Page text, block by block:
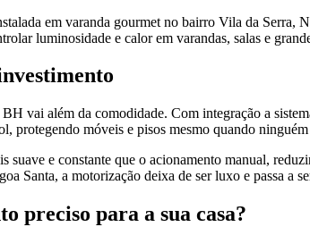
luminosidade e calor em varandas, salas e
vai além da comodidade. Com integração a
protegendo móveis e pisos mesmo quando ninguém
suave e constante que o acionamento manual,
Santa, a motorização deixa de ser luxo e passa a
preciso para a sua casa?